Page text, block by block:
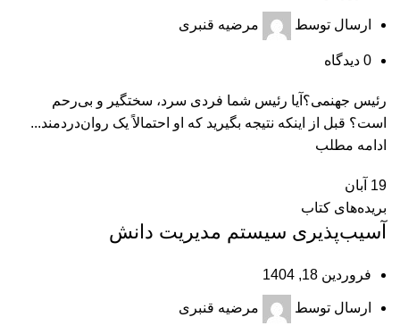
ارسال توسط مرضیه قنبری
0 دیدگاه
رئیس جهنمی؟آیا رئیس شما فردی سرد، سختگیر و بی‌رحم
است؟ قبل از اینکه نتیجه بگیرید که او احتمالاً یک روان‌دردمند...
ادامه مطلب
19 آبان
بریده‌های کتاب
آسیب‌پذیری سیستم مدیریت دانش
فروردین 18, 1404
ارسال توسط مرضیه قنبری